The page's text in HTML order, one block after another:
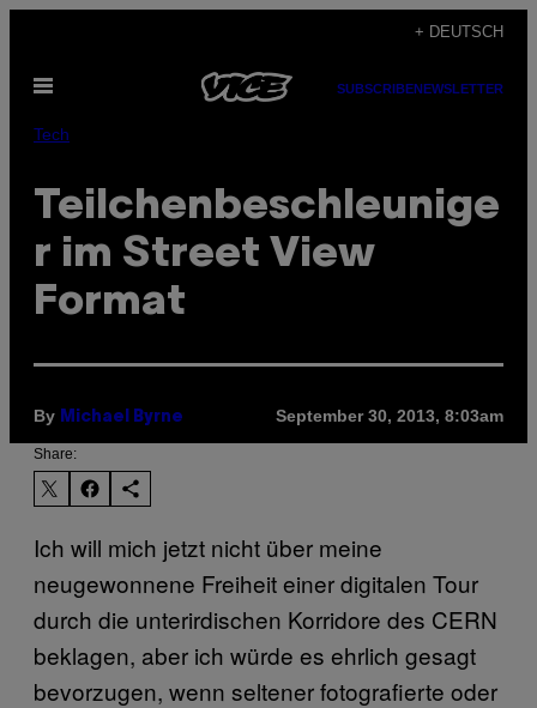
content
+ DEUTSCH
Open
SUBSCRIBENEWSLETTER
Tech
Teilchenbeschleunige
r im Street View
Format
By Michael Byrne September 30, 2013, 8:03am
Share:
Ich will mich jetzt nicht über meine
neugewonnene Freiheit einer digitalen Tour
durch die unterirdischen Korridore des CERN
beklagen, aber ich würde es ehrlich gesagt
bevorzugen, wenn seltener fotografierte oder